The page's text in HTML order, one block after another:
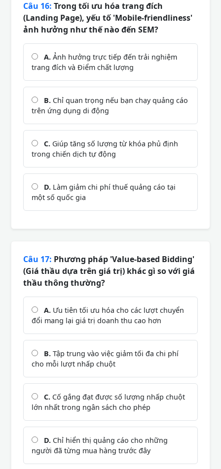
Câu 16: Trong tối ưu hóa trang đích
(Landing Page), yếu tố 'Mobile-friendliness'
ảnh hưởng như thế nào đến SEM?
A. Ảnh hưởng trực tiếp đến trải nghiệm
trang đích và Điểm chất lượng
B. Chỉ quan trọng nếu bạn chạy quảng cáo
trên ứng dụng di động
C. Giúp tăng số lượng từ khóa phủ định
trong chiến dịch tự động
D. Làm giảm chi phí thuế quảng cáo tại
một số quốc gia
Câu 17: Phương pháp 'Value-based Bidding'
(Giá thầu dựa trên giá trị) khác gì so với giá
thầu thông thường?
A. Ưu tiên tối ưu hóa cho các lượt chuyển
đổi mang lại giá trị doanh thu cao hơn
B. Tập trung vào việc giảm tối đa chi phí
cho mỗi lượt nhấp chuột
C. Cố gắng đạt được số lượng nhấp chuột
lớn nhất trong ngân sách cho phép
D. Chỉ hiển thị quảng cáo cho những
người đã từng mua hàng trước đây